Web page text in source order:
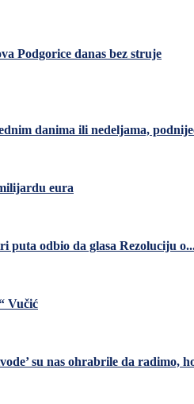
Podgorice danas bez struje
danima ili nedeljama,
eura
puta odbio da glasa Rezoluciju
Vučić
su nas ohrabrile da radimo,